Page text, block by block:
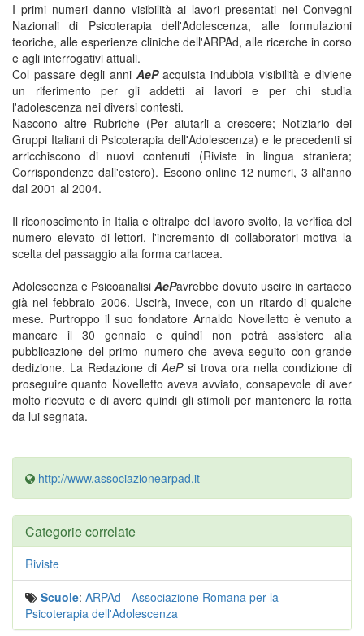
I primi numeri danno visibilità ai lavori presentati nei Convegni
Nazionali di Psicoterapia dell'Adolescenza, alle formulazioni
teoriche, alle esperienze cliniche dell'ARPAd, alle ricerche in corso
e agli interrogativi attuali.
Col passare degli anni AePacquista indubbia visibilità e diviene
un riferimento per gli addetti ai lavori e per chi studia
l'adolescenza nei diversi contesti.
Nascono altre Rubriche (Per aiutarli a crescere; Notiziario dei
Gruppi Italiani di Psicoterapia dell'Adolescenza) e le precedenti si
arricchiscono di nuovi contenuti (Riviste in lingua straniera;
Corrispondenze dall'estero). Escono online 12 numeri, 3 all'anno
dal 2001 al 2004.
Il riconoscimento in Italia e oltralpe del lavoro svolto, la verifica del
numero elevato di lettori, l'incremento di collaboratori motiva la
scelta del passaggio alla forma cartacea.
Adolescenza e PsicoanalisiAePavrebbe dovuto uscire in cartaceo
già nel febbraio 2006. Uscirà, invece, con un ritardo di qualche
mese. Purtroppo il suo fondatore Arnaldo Novelletto è venuto a
mancare il 30 gennaio e quindi non potrà assistere alla
pubblicazione del primo numero che aveva seguito con grande
dedizione. La Redazione diAePsi trova ora nella condizione di
proseguire quanto Novelletto aveva avviato, consapevole di aver
molto ricevuto e di avere quindi gli stimoli per mantenere la rotta
da lui segnata.
http://www.associazionearpad.it
Categorie correlate
Riviste
Scuole: ARPAd - Associazione Romana per la
Psicoterapia dell'Adolescenza